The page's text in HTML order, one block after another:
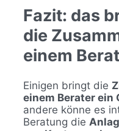
Fazit: das
die
einem
Einigen bringt die
einem Berater ein
andere könne es
Beratung die